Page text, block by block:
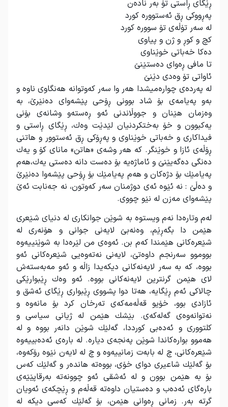
ڕێگای ڕاستی تۆ بەر نادەن
پەڕووكی ڕق ئەستوورە كورد
لە سەر تۆڵەی تۆ سوورە كورد
كچ و كوڕ و ژن و پیاوی
دەكا خەباتی خوێناوی
تا مافی ڕەوای دەستێنێ
ئاواتی تۆ وەدی دێنێ
لە پەردەی چوارەمیشدا هەر وا سەر كەوتوانە هەنگاوی ناوە و
بەو پەیامەی بۆ شاد بوونی ڕۆحی پێشەوای دەنێرێ، بە
وەزمان هێنان و جووڵاندنی ئەو ڕەستەو وشانەی بۆنی
یەكبوون و خۆ بەختكردنیان لێدێت وەك، ڕێگای ڕاستی و
فیداكاری و خەباتی خوێناوی و پەڕۆكی ڕق ئەستوور و هاتنی
ڕۆڵەی ئازا و خوێنگر. كە هەر وشەی «هاتن» مانای كۆ و یەك
دەنگی دەگەیێنێ و ئاماژەیە بۆ دەست دانە دەستی یەك،هەم
پەیامێك بۆ دژەكان و هەم پەیامێك بۆ ڕۆحی پێشەوا دەنێرێ
و دەڵێ : نە ئێوە ئەی دوژمنان سەر كەوتون، نە جەنابت ئەێ
پێشەوای مەزن لە نێو چووی.
لەم وتارەدا نەم ویستوە بە شوێن جوانكاری لە دنیای شێعری
هێمن دا بگەڕێم، وەنەبێ لایەنی جوانی و هۆنەری لە
شێعرەكانی هێمندا كەم بن. ئەوەی من لێرەدا بە شوێنییەوە
بووموو سەرنجم داوەتێ، لایەنی نەتەوەیی شێعرەكانی ئەو
بووە، كە بە سەر لایەنەكانی دیكەیدا زاڵە و ئەو مەبەستەش
لای هێمن گرنترین لایەنەكانی بووە. ئەو وەك ڕێبوارێكی
چالاكی ئەم ڕێگایە، هەتا دوا پشووی ڕێبواری ڕێگای ئەشق و
ئازادی بوو، خۆیو قەڵەمەكەی تەرخان كرد بۆ مانەوە و
نەتوانەوەی گەلەكەی. بێشك هێمن لە ژیانی سیاسی و
كلتووری و ئەدەبی كورددا، گەلێك شوێن دانەر بووە و لە
هەموو بوارەكاندا شوێن پەنجەی دیارە. لە بارەی ئەدەبییەوە
شێعرەكانی، چ لە بابەت زمانییەوە و چ لە لایەن نێوە رۆكەوە،
بۆ گەلێك شاعیری دوای خۆی، بووەتە هاندەر و گەلێك كەس
بۆ بە هێمن بوون و لە ئەشقی ئەو چوونەتە بەرقاپێێەی
بارەگای ئەدەب و دەستیان داوەتە قەڵەم و ڕێچكەی ئەویان
گرتە بەر. زمانی ڕەوانی هێمن، بۆ گەلێك كەسی دیكە لە